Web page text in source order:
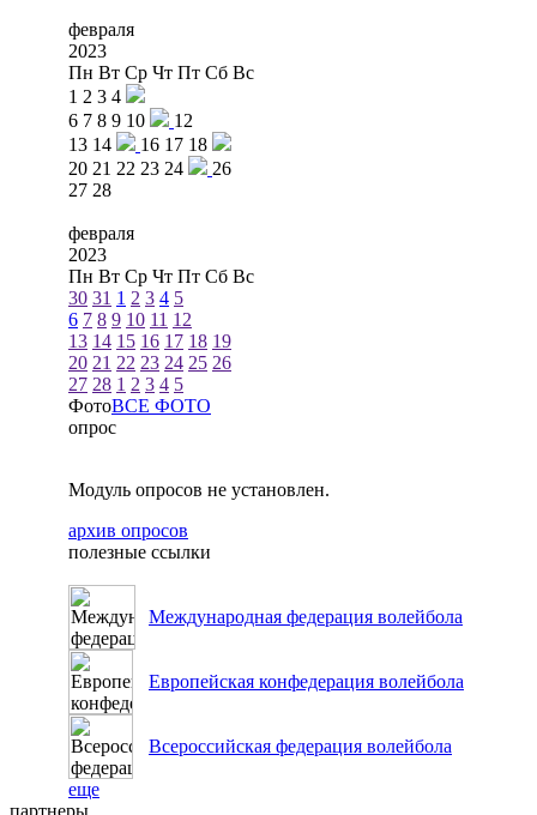
февраля
2023
Пн Вт Ср Чт Пт Сб Вс
1 2 3 4
6 7 8 9 10
12
13 14 16 17 18
20 21 22 23 24
26
27 28
февраля
2023
Пн Вт Ср Чт Пт Сб Вс
30 31 1 2 3 4 5
6 7 8 9 10 11 12
13 14 15 16 17 18 19
20 21 22 23 24 25 26
27 28 1 2 3 4 5
ФотоВСЕ ФОТО
опрос
Модуль опросов не установлен.
архив опросов
полезные ссылки
Международная федерация волейбола
Европейская конфедерация волейбола
Всероссийская федерация волейбола
еще
партнеры